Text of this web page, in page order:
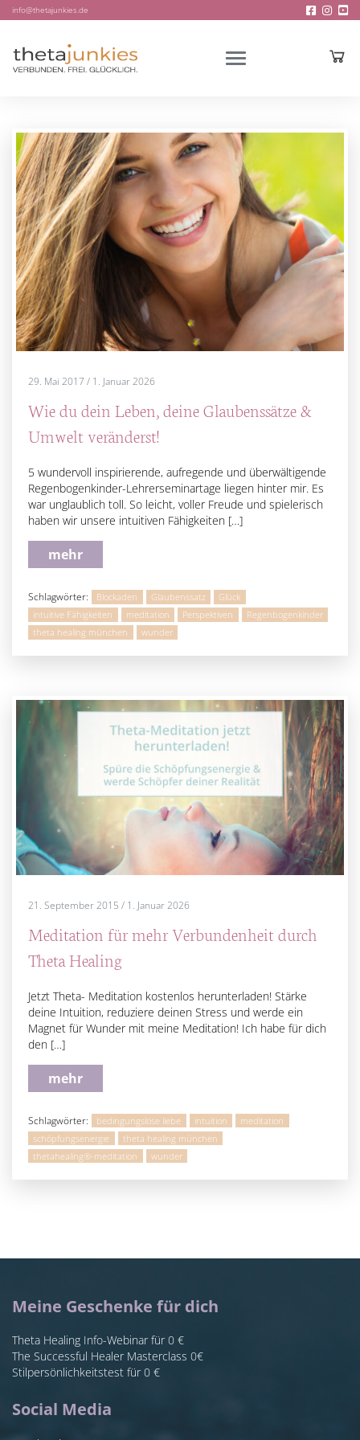
info@thetajunkies.de
29. Mai 2017 / 1. Januar 2026
Wie du dein Leben, deine Glaubenssätze &
Umwelt veränderst!
5 wundervoll inspirierende, aufregende und überwältigende
Regenbogenkinder-Lehrerseminartage liegen hinter mir. Es
war unglaublich toll. So leicht, voller Freude und spielerisch
haben wir unsere intuitiven Fähigkeiten […]
mehr
Schlagwörter: Blockaden Glaubenssatz
Glück
intuitive Fähigkeiten
meditation Perspektiven
Regenbogenkinder
theta healing münchen
wunder
21. September 2015 / 1. Januar 2026
Meditation für mehr Verbundenheit durch
Theta Healing
Jetzt Theta- Meditation kostenlos herunterladen! Stärke
deine Intuition, reduziere deinen Stress und werde ein
Magnet für Wunder mit meine Meditation! Ich habe für dich
den […]
mehr
Schlagwörter: bedingungslose liebe intuition
meditation
schöpfungsenergie
theta healing münchen
thetahealing®-meditation
wunder
Meine Geschenke für dich
Theta Healing Info-Webinar für 0 €
The Successful Healer Masterclass 0€
Stilpersönlichkeitstest für 0 €
Social Media